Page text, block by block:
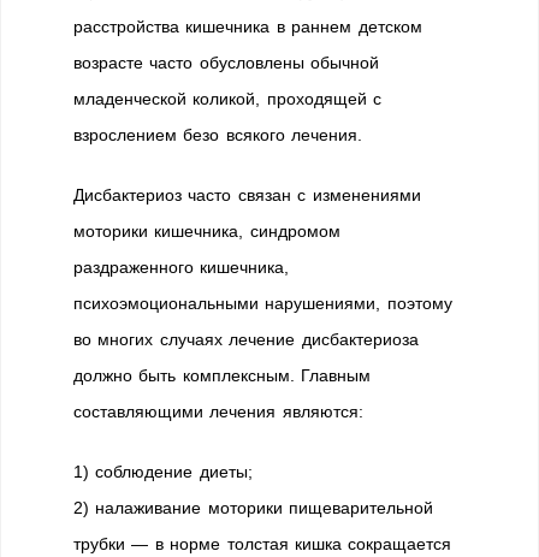
расстройства кишечника в раннем детском
возрасте часто обусловлены обычной
младенческой коликой, проходящей с
взрослением безо всякого лечения.
Дисбактериоз часто связан с изменениями
моторики кишечника, синдромом
раздраженного кишечника,
психоэмоциональными нарушениями, поэтому
во многих случаях лечение дисбактериоза
должно быть комплексным. Главным
составляющими лечения являются:
1) соблюдение диеты;
2) налаживание моторики пищеварительной
трубки — в норме толстая кишка сокращается